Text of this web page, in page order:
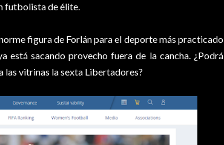
futbolista de élite.
figura de Forlán para el deporte más practicado
está sacando provecho fuera de la cancha. ¿Podrá
vitrinas la sexta Libertadores?